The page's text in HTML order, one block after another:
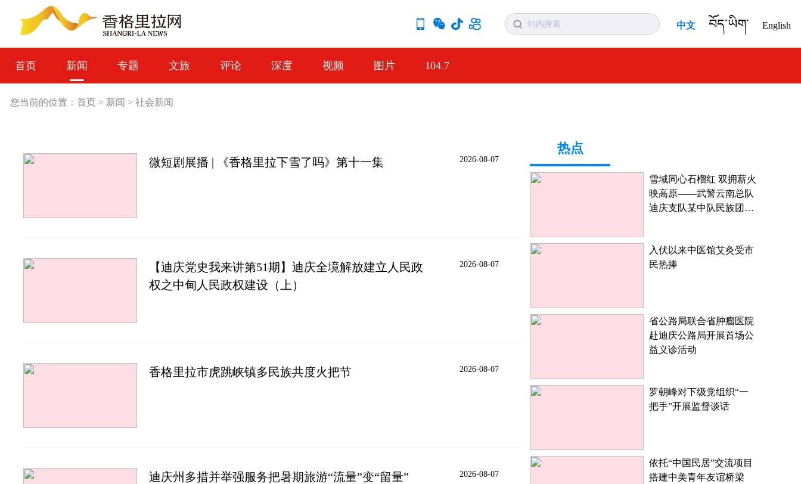
中文 བོད་ཡིག་ English
首页 新闻 专题 文旅 评论 深度 视频 图片 104.7
您当前的位置： 首页 > 新闻 > 社会新闻
微短剧展播 | 《香格里拉下雪了吗》第十一集 2026-08-07
【迪庆党史我来讲第51期】迪庆全境解放建立人民政
权之中甸人民政权建设（上）
2026-08-07
香格里拉市虎跳峡镇多民族共度火把节 2026-08-07
迪庆州多措并举强服务把暑期旅游“流量”变“留量” 2026-08-07
热点
雪域同心石榴红 双拥薪火
映高原——武警云南总队
迪庆支队某中队民族团结
入伏以来中医馆艾灸受市
民热捧
省公路局联合省肿瘤医院
赴迪庆公路局开展首场公
益义诊活动
罗朝峰对下级党组织“一
把手”开展监督谈话
依托“中国民居”交流项目
搭建中美青年友谊桥梁